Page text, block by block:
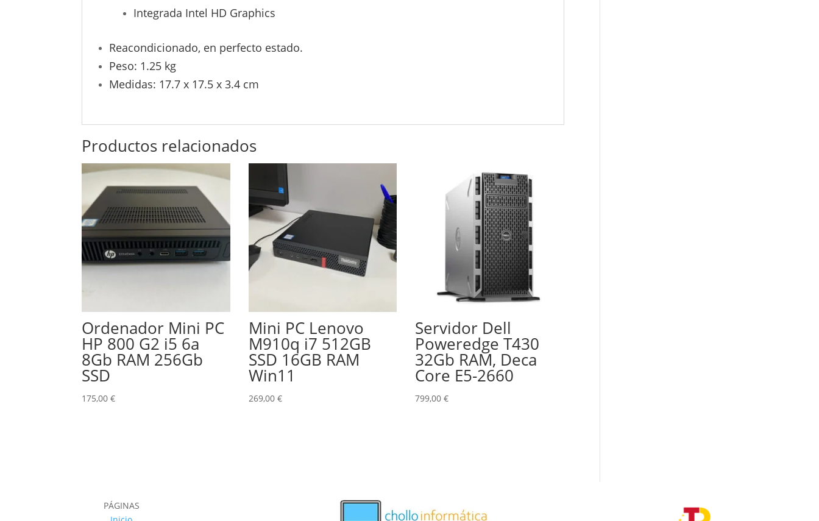
Integrada Intel HD Graphics
Reacondicionado, en perfecto estado.
Peso: 1.25 kg
Medidas: 17.7 x 17.5 x 3.4 cm
Productos relacionados
Ordenador Mini PC
HP 800 G2 i5 6a
8Gb RAM 256Gb
SSD
175,00€
Mini PC Lenovo
M910q i7 512GB
SSD 16GB RAM
Win11
269,00 €
Servidor Dell
Poweredge T430
32Gb RAM, Deca
Core E5-2660
799,00€
PÁGINAS